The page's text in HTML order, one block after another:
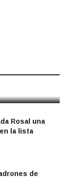
Día
Rosal una
la lista
de